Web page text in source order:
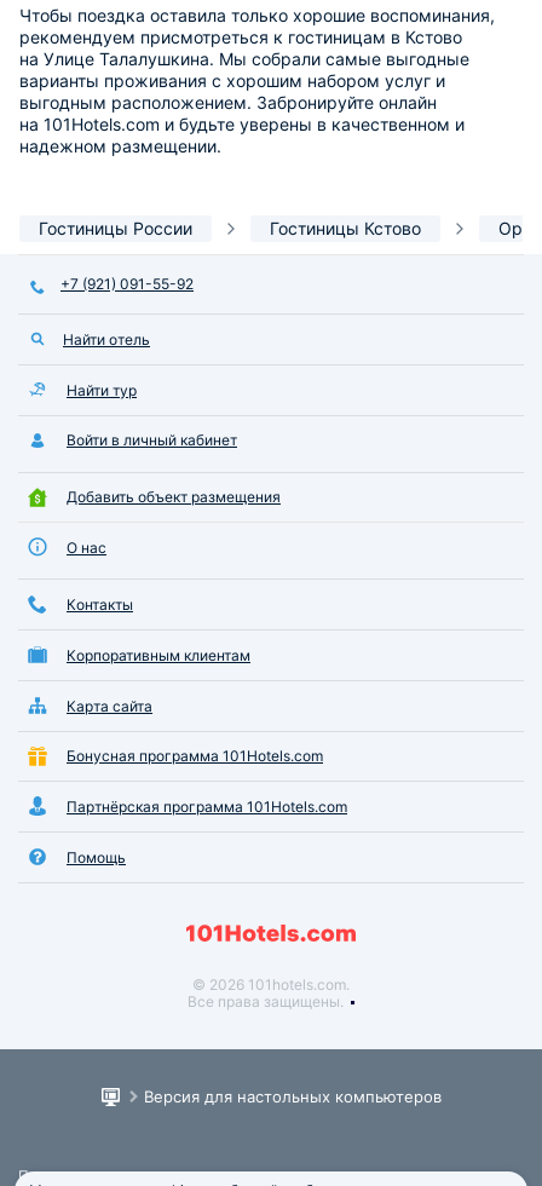
Чтобы поездка оставила только хорошие воспоминания,
рекомендуем присмотреться к гостиницам в Кстово
на Улице Талалушкина. Мы собрали самые выгодные
варианты проживания с хорошим набором услуг и
выгодным расположением. Забронируйте онлайн
на 101Hotels.com и будьте уверены в качественном и
надежном размещении.
Гостиницы России Гостиницы Кстово
+7 (921) 091-55-92
Найти отель
Найти тур
Войти в личный кабинет
Добавить объект размещения
О нас
Контакты
Корпоративным клиентам
Карта сайта
Бонусная программа 101Hotels.com
Партнёрская программа 101Hotels.com
Помощь
© 2026 101hotels.com.
Все права защищены.
Версия для настольных компьютеров
Пользовательское соглашение